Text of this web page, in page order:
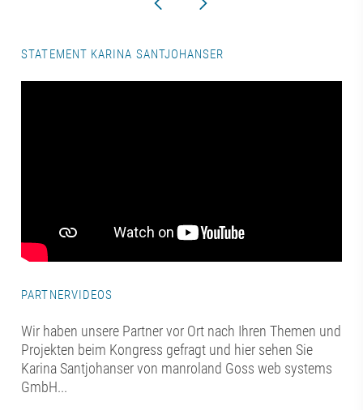
STATEMENT KARINA SANTJOHANSER
PARTNERVIDEOS
Wir haben unsere Partner vor Ort nach Ihren Themen und
Projekten beim Kongress gefragt und hier sehen Sie
Karina Santjohanser von manroland Goss web systems
GmbH...